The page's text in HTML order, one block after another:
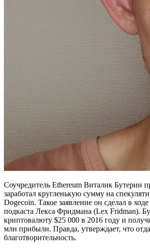
Соучредитель Ethereum Виталик Бутерин
заработал кругленькую сумму на
Dogecoin. Такое заявление он сделал в
подкаста Лекса Фридмана (Lex Fridman).
криптовалюту $25 000 в 2016 году и
млн прибыли. Правда, утверждает, что
благотворительность.